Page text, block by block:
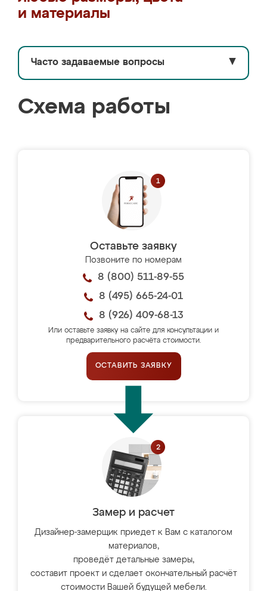
и материалы
Часто задаваемые вопросы ▼
Схема работы
Оставьте заявку
Позвоните по номерам
8 (800) 511-89-55
8 (495) 665-24-01
8 (926) 409-68-13
Или оставьте заявку на сайте для консультации и
предварительного расчёта стоимости.
ОСТАВИТЬ ЗАЯВКУ
Замер и расчет
Дизайнер-замерщик приедет к Вам с каталогом
материалов,
проведёт детальные замеры,
составит проект и сделает окончательный расчёт
стоимости Вашей будущей мебели.